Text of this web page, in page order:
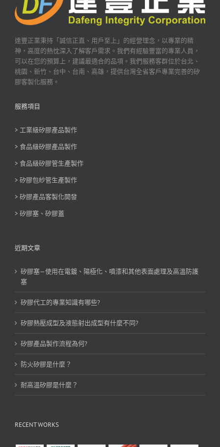
達豐正業秉持「誠信正直、用戶至上」的經營理念，以專業的精
神，高度的熱忱深入了解客戶需求。我們有經驗豐富的專業人員，
可以在您的預算上，建議最適合的品項。我們服務客群位於台北、
桃園、新竹、台中、台南、高雄，提供台灣全省客戶專業完善的矽
膠客製化服務。
服務項目
> 工業級矽膠產品製作
> 食品級矽膠產品製作
> 食品級矽膠管生產製作
> 矽膠包紗管生產製作
> 矽膠產品客製化開發
> 矽膠塞、矽膠蓋
近期文章
矽膠塞—使用在電鍍、陽極化、噴漆和其他表面處理及高溫防護
塞
矽膠代工的專業知識有哪些?
矽膠熱壓成型及液態射出成型有什麼不同?
矽膠產品製作流程為何?
防火矽膠是什麼？
耐高溫矽膠是什麼？
RECENT WORKS